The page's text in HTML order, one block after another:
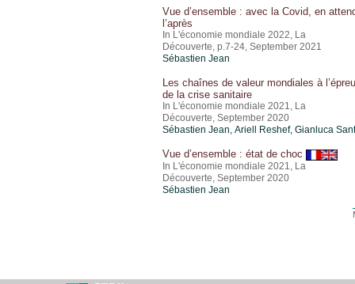
Vue d’ensemble : avec la Covid, en
l’après
In L'économie mondiale 2022, La
Découverte, p.7-24, September 2021
Sébastien Jean
Les chaînes de valeur mondiales à
de la crise sanitaire
In L'économie mondiale 2021, La
Découverte, September 2020
Sébastien Jean, Ariell Reshef, Gianluca
Vue d’ensemble : état de choc
In L'économie mondiale 2021, La
Découverte, September 2020
Sébastien Jean